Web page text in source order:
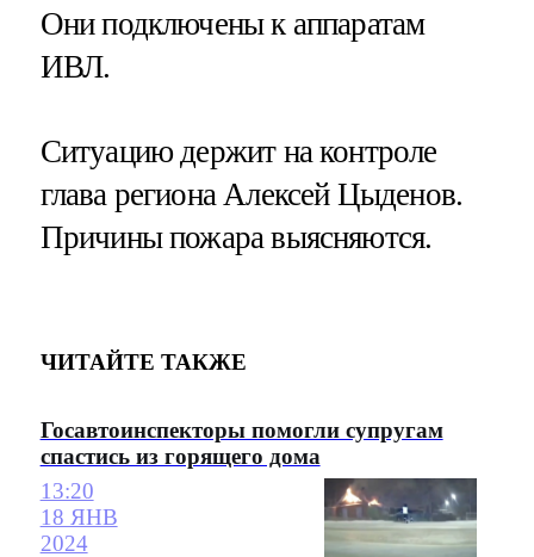
Они подключены к аппаратам
ИВЛ.
Ситуацию держит на контроле
глава региона Алексей Цыденов.
Причины пожара выясняются.
ЧИТАЙТЕ ТАКЖЕ
Госавтоинспекторы помогли супругам
спастись из горящего дома
13:20
18 ЯНВ
2024